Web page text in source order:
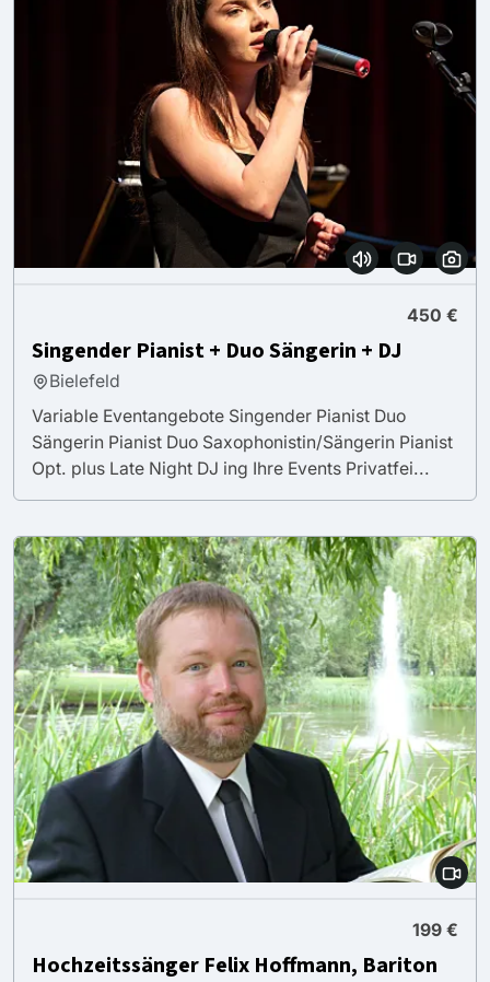
450 €
Singender Pianist + Duo Sängerin + DJ
Bielefeld
Variable Eventangebote Singender Pianist Duo
Sängerin Pianist Duo Saxophonistin/Sängerin Pianist
Opt. plus Late Night DJ ing Ihre Events Privatfei...
199 €
Hochzeitssänger Felix Hoffmann, Bariton